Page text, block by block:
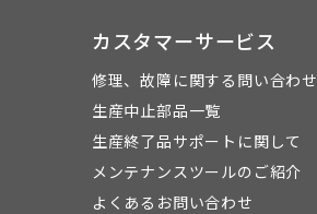
カスタマーサービス
修理、故障に関する問い合わせ
生産中止部品一覧
生産終了品サポートに関して
メンテナンスツールのご紹介
よくあるお問い合わせ